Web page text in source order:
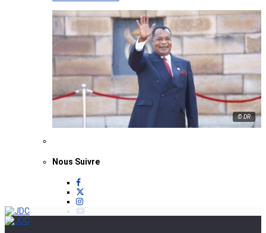
© DR
Nous Suivre